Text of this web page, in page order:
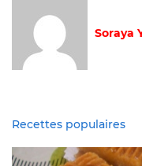
Soraya
Recettes populaires